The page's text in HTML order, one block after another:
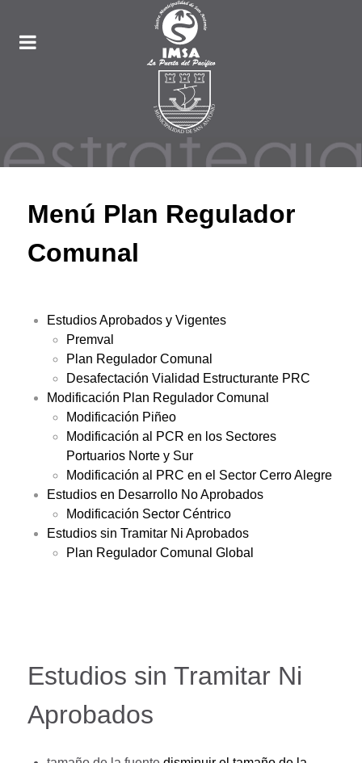
Menú Plan Regulador
Comunal
Estudios Aprobados y Vigentes
Premval
Plan Regulador Comunal
Desafectación Vialidad Estructurante PRC
Modificación Plan Regulador Comunal
Modificación Piñeo
Modificación al PCR en los Sectores
Portuarios Norte y Sur
Modificación al PRC en el Sector Cerro Alegre
Estudios en Desarrollo No Aprobados
Modificación Sector Céntrico
Estudios sin Tramitar Ni Aprobados
Plan Regulador Comunal Global
Estudios sin Tramitar Ni
Aprobados